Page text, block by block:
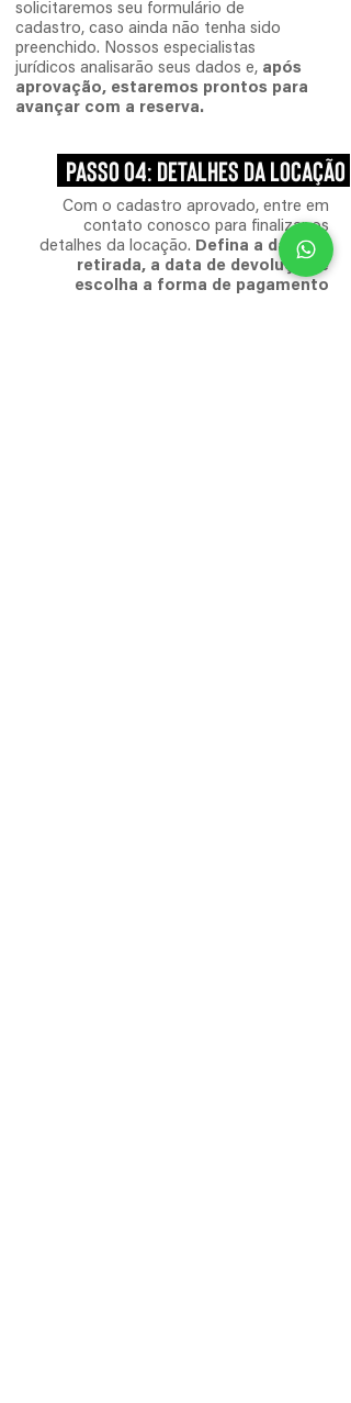
solicitaremos seu formulário de
cadastro, caso ainda não tenha sido
preenchido. Nossos especialistas
jurídicos analisarão seus dados e, após
aprovação, estaremos prontos para
avançar com a reserva.
PASSO 04: DETALHES DA LOCação
Com o cadastro aprovado, entre em
contato conosco para finalizar os
detalhes da locação. Defina a data de
retirada, a data de devolução e
escolha a forma de pagamento